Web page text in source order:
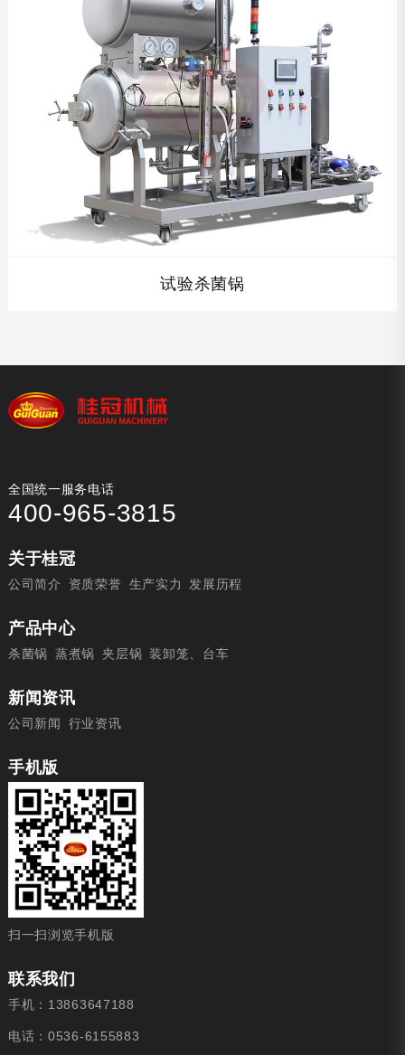
试验杀菌锅
全国统一服务电话
400-965-3815
关于桂冠
公司简介 资质荣誉 生产实力 发展历程
产品中心
杀菌锅 蒸煮锅 夹层锅 装卸笼、台车
新闻资讯
公司新闻 行业资讯
手机版
扫一扫浏览手机版
联系我们
手机：13863647188
电话：0536-6155883